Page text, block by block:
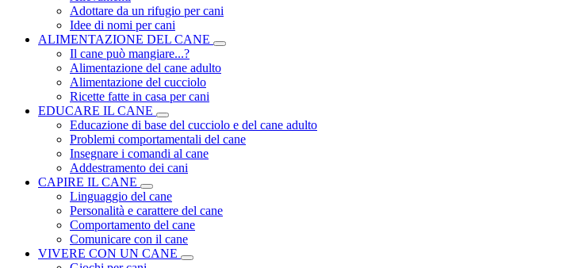
Adottare da un rifugio per cani
Idee di nomi per cani
ALIMENTAZIONE DEL CANE
Il cane può mangiare...?
Alimentazione del cane adulto
Alimentazione del cucciolo
Ricette fatte in casa per cani
EDUCARE IL CANE
Educazione di base del cucciolo e del cane adulto
Problemi comportamentali del cane
Insegnare i comandi al cane
Addestramento dei cani
CAPIRE IL CANE
Linguaggio del cane
Personalità e carattere del cane
Comportamento del cane
Comunicare con il cane
VIVERE CON UN CANE